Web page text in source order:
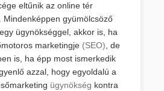
eltűnik az online tér
Mindenképpen gyümölcsöző
ügynökséggel, akkor is, ha
marketingje (SEO), de
is, ha épp most ismerkedik
azzal, hogy egyoldalú a
ügynökség kontra